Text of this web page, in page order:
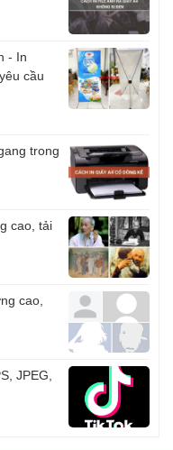
- In
cầu
trong
cao, tải
cao,
JPEG,